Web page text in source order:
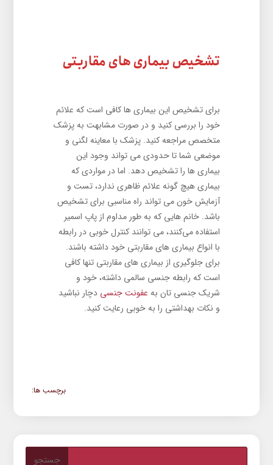
تشخیص بیماری های مقاربتی
برای تشخیص این بیماری ها کافی است که علائم
خود را بررسی کنید و در صورت مشابهت به پزشک
متخصص مراجعه کنید. پزشک با معاینه لگنی و
موضعی شما تا حدودی می تواند وجود این
بیماری ها را تشخیص دهد. اما در مواردی که
بیماری هیچ گونه علائم ظاهری ندارد، تست و
آزمایش خون می تواند راه مناسبی برای تشخیص
باشد. خانم‌ هایی که به طور مداوم از پاپ اسمیر
استفاده می‌کنند، می توانند کنترل خوبی در رابطه
با انواع بیماری های مقاربتی خود داشته باشند.
برای جلوگیری از بیماری های مقاربتی تنها کافی
است که رابطه جنسی سالمی داشته، خود و
شریک جنسی تان به عفونت جنسی دچار نباشید
و نکات بهداشتی را به خوبی رعایت کنید.
برچسب ها: